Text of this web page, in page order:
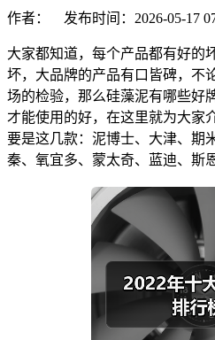
作者： 发布时间：2026-05-17
大家都知道，每个产品都有好的
坏，大品牌的产品有口皆碑，不
场的检验，那么硅藻泥有哪些好
才能使用的好，在这里就为大家
要是这几款：泥博士、大津、期
秦、氧宜多、蒙太奇、蓝迪、斯